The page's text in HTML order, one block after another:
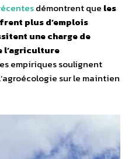
démontrent que les
plus d’emplois
une charge de
l’agriculture
empiriques soulignent
sur le maintien